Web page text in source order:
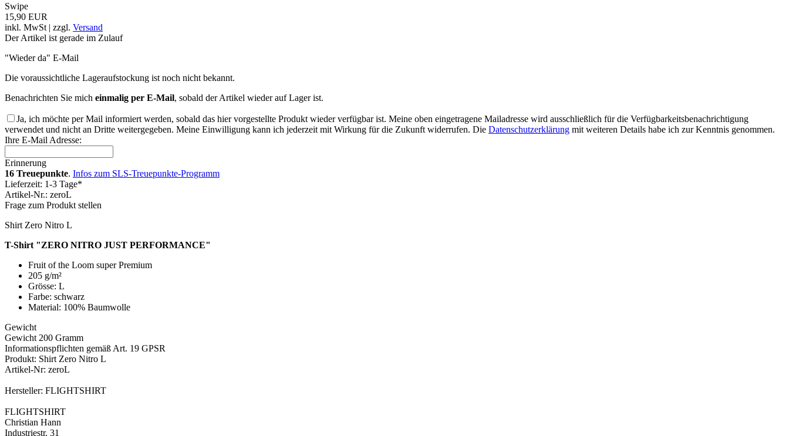
Swipe
15,90 EUR
inkl. MwSt | zzgl. Versand
Der Artikel ist gerade im Zulauf
"Wieder da" E-Mail
Die voraussichtliche Lageraufstockung ist noch nicht bekannt.
Benachrichten Sie mich einmalig per E-Mail, sobald der Artikel wieder auf Lager ist.
Ja, ich möchte per Mail informiert werden, sobald das hier vorgestellte Produkt wieder verfügbar ist. Meine oben eingetragene Mailadresse wird ausschließlich für die Verfügbarkeitsbenachrichtigung
verwendet und nicht an Dritte weitergegeben. Meine Einwilligung kann ich jederzeit mit Wirkung für die Zukunft widerrufen. Die Datenschutzerklärung mit weiteren Details habe ich zur Kenntnis genommen.
Ihre E-Mail Adresse:
Erinnerung
16 Treuepunkte. Infos zum SLS-Treuepunkte-Programm
Lieferzeit: 1-3 Tage*
Artikel-Nr.: zeroL
Frage zum Produkt stellen
Shirt Zero Nitro L
T-Shirt "ZERO NITRO JUST PERFORMANCE"
Fruit of the Loom super Premium
205 g/m²
Grösse: L
Farbe: schwarz
Material: 100% Baumwolle
Gewicht
Gewicht 200 Gramm
Informationspflichten gemäß Art. 19 GPSR
Produkt: Shirt Zero Nitro L
Artikel-Nr: zeroL
Hersteller: FLIGHTSHIRT
FLIGHTSHIRT
Christian Hann
Industriestr. 31